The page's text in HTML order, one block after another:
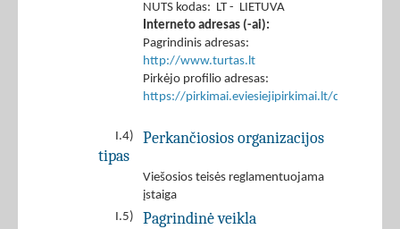
NUTS kodas: LT - LIETUVA
Interneto adresas (-ai):
Pagrindinis adresas:
http://www.turtas.lt
Pirkėjo profilio adresas:
https://pirkimai.eviesiejipirkimai.lt/ctm/
I.4)
Perkančiosios organizacijos
tipas
Viešosios teisės reglamentuojama
įstaiga
I.5)
Pagrindinė veikla